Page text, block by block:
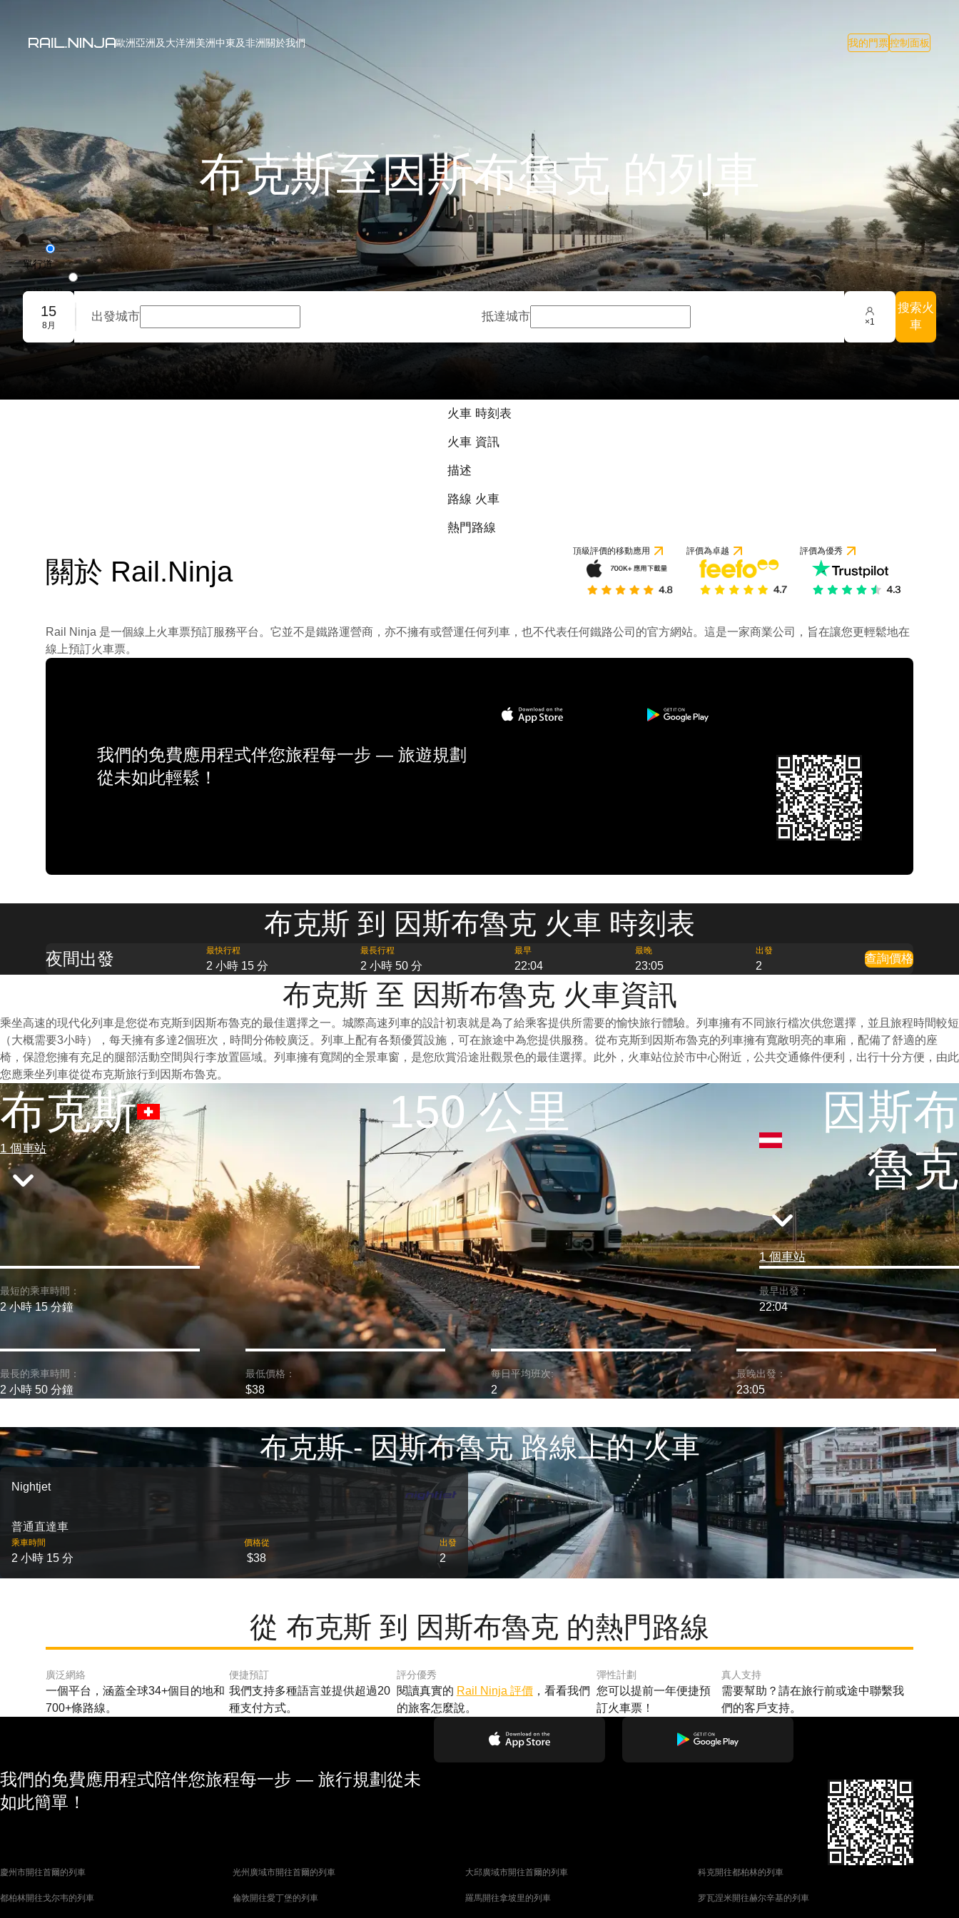
歐洲亞洲及大洋洲美洲中東及非洲關於我們 我的門票控制面板
布克斯至因斯布魯克 的列車
單行道
往返旅程
團體預訂
15
8月
出發城市 抵達城市 ×1
搜索火
車
火車 時刻表
火車 資訊
描述
路線 火車
熱門路線
關於 Rail.Ninja
頂級評價的移動應用 評價為卓越 評價為優秀
Rail Ninja 是一個線上火車票預訂服務平台。它並不是鐵路運營商，亦不擁有或營運任何列車，也不代表任何鐵路公司的官方網站。這是一家商業公司，旨在讓您更輕鬆地在
線上預訂火車票。
我們的免費應用程式伴您旅程每一步 — 旅遊規劃
從未如此輕鬆！
布克斯 到 因斯布魯克 火車 時刻表
夜間出發 最快行程
2 小時 15 分
最長行程
2 小時 50 分
最早
22:04
最晚
23:05
出發
2
查詢價格
布克斯 至 因斯布魯克 火車資訊
乘坐高速的現代化列車是您從布克斯到因斯布魯克的最佳選擇之一。城際高速列車的設計初衷就是為了給乘客提供所需要的愉快旅行體驗。列車擁有不同旅行檔次供您選擇，並且旅程時間較短
（大概需要3小時），每天擁有多達2個班次，時間分佈較廣泛。列車上配有各類優質設施，可在旅途中為您提供服務。從布克斯到因斯布魯克的列車擁有寬敞明亮的車廂，配備了舒適的座
椅，保證您擁有充足的腿部活動空間與行李放置區域。列車擁有寬闊的全景車窗，是您欣賞沿途壯觀景色的最佳選擇。此外，火車站位於市中心附近，公共交通條件便利，出行十分方便，由此
您應乘坐列車從從布克斯旅行到因斯布魯克。
布克斯
1 個車站
150 公里
因斯布
魯克
1 個車站
最短的乘車時間：
2 小時 15 分鐘
最早出發：
22:04
最長的乘車時間：
2 小時 50 分鐘
最低價格：
$38
每日平均班次:
2
最晚出發：
23:05
布克斯 - 因斯布魯克 路線上的 火車
Nightjet
普通直達車
乘車時間
2 小時 15 分
價格從
$38
出發
2
從 布克斯 到 因斯布魯克 的熱門路線
廣泛網絡
一個平台，涵蓋全球34+個目的地和
700+條路線。
便捷預訂
我們支持多種語言並提供超過20
種支付方式。
評分優秀
閱讀真實的 Rail Ninja 評價，看看我們
的旅客怎麼說。
彈性計劃
您可以提前一年便捷預
訂火車票！
真人支持
需要幫助？請在旅行前或途中聯繫我
們的客戶支持。
我們的免費應用程式陪伴您旅程每一步 — 旅行規劃從未
如此簡單！
慶州市開往首爾的列車 光州廣域市開往首爾的列車 大邱廣域市開往首爾的列車 科克開往都柏林的列車
都柏林開往戈尔韦的列車 倫敦開往愛丁堡的列車 羅馬開往拿坡里的列車 罗瓦涅米開往赫尔辛基的列車